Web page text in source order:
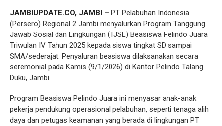
JAMBIUPDATE.CO, JAMBI – PT Pelabuhan Indonesia
(Persero) Regional 2 Jambi menyalurkan Program Tanggung
Jawab Sosial dan Lingkungan (TJSL) Beasiswa Pelindo Juara
Triwulan IV Tahun 2025 kepada siswa tingkat SD sampai
SMA/sederajat. Penyaluran beasiswa dilaksanakan secara
seremonial pada Kamis (9/1/2026) di Kantor Pelindo Talang
Duku, Jambi.
Program Beasiswa Pelindo Juara ini menyasar anak-anak
pekerja pendukung operasional pelabuhan, seperti tenaga alih
daya dan petugas keamanan yang berada di lingkungan PT